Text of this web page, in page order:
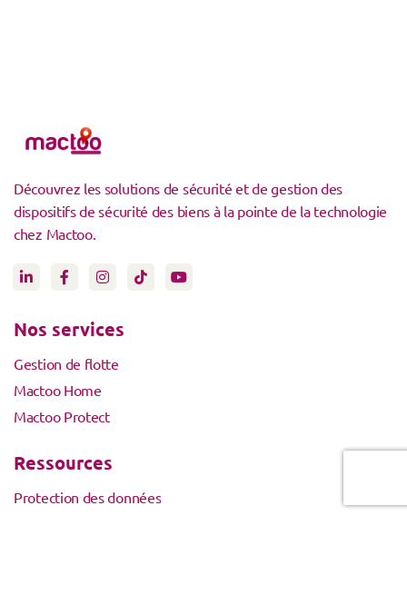
Découvrez les solutions de sécurité et de gestion des
dispositifs de sécurité des biens à la pointe de la technologie
chez Mactoo.
Nos services
Gestion de flotte
Mactoo Home
Mactoo Protect
Ressources
Protection des données